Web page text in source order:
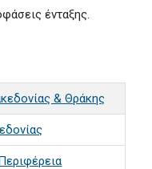
ένταξης.
& Θράκης